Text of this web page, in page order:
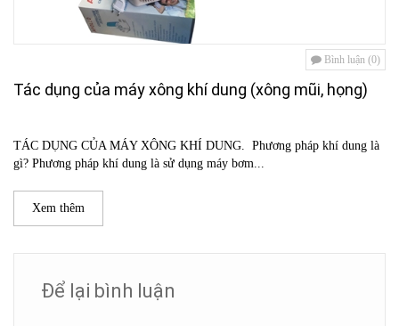
Bình luận (0)
Tác dụng của máy xông khí dung (xông mũi, họng)
TÁC DỤNG CỦA MÁY XÔNG KHÍ DUNG. Phương pháp khí dung là
gì? Phương pháp khí dung là sử dụng máy bơm...
Xem thêm
Để lại bình luận